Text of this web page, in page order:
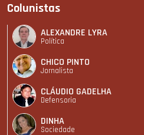
Colunistas
ALEXANDRE LYRA
Política
CHICO PINTO
Jornalista
CLÁUDIO GADELHA
Defensoria
DINHA
Sociedade